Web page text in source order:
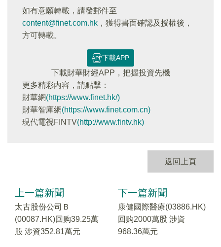
如有意願轉載，請發郵件至
content@finet.com.hk ，獲得書面確認及授權後，
方可轉載。
下載APP
下載財華財經APP，把握投資先機
更多精彩内容，請點擊：
財華網(https://www.finet.hk/)
財華智庫網(https://www.finet.com.cn)
現代電視FINTV(http://www.fintv.hk)
返回上頁
上一篇新聞
太古股份公司Ｂ
(00087.HK)回购39.25萬
股 涉資352.81萬元
下一篇新聞
康健國際醫療(03886.HK)
回购2000萬股 涉資
968.36萬元